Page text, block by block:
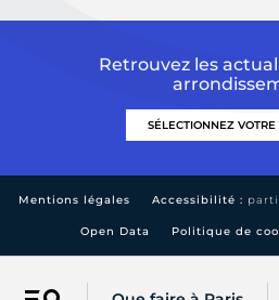
Retrouvez les
Mentions légales Accessibilité :
Open Data Politique de